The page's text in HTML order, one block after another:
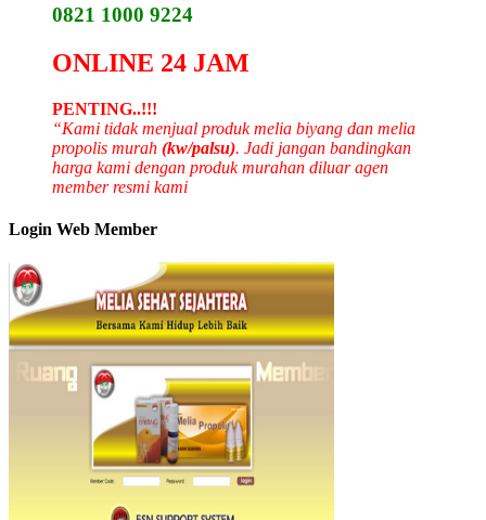
0821 1000 9224
ONLINE 24 JAM
PENTING..!!!
“Kami tidak menjual produk melia biyang dan melia
propolis murah (kw/palsu). Jadi jangan bandingkan
harga kami dengan produk murahan diluar agen
member resmi kami
Login Web Member